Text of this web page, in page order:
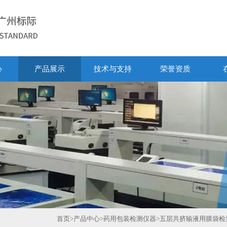
产品展示 技术与支持 荣誉资质
首页>产品中心>药用包装检测仪器>五层共挤输液用膜袋检